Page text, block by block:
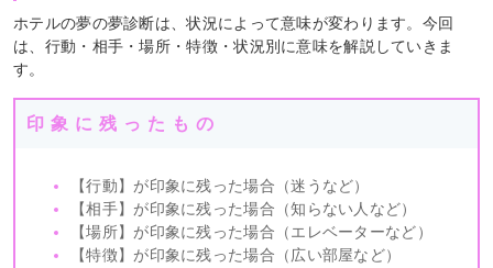
ホテルの夢の夢診断は、状況によって意味が変わります。今回
は、行動・相手・場所・特徴・状況別に意味を解説していきま
す。
印象に残ったもの
【行動】が印象に残った場合（迷うなど）
【相手】が印象に残った場合（知らない人など）
【場所】が印象に残った場合（エレベーターなど）
【特徴】が印象に残った場合（広い部屋など）